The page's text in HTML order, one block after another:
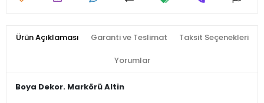
Ürün Açıklaması Garanti ve Teslimat Taksit Seçenekleri
Yorumlar
Boya Dekor. Markörü Altin